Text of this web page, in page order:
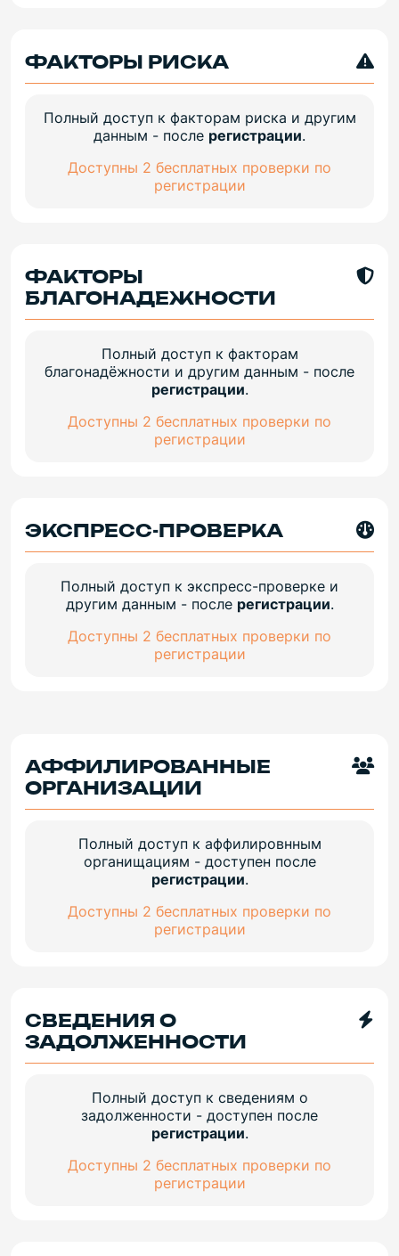
ФАКТОРЫ РИСКА
Полный доступ к факторам риска и другим
данным - после регистрации.
Доступны 2 бесплатных проверки по
регистрации
ФАКТОРЫ
БЛАГОНАДЕЖНОСТИ
Полный доступ к факторам
благонадёжности и другим данным - после
регистрации.
Доступны 2 бесплатных проверки по
регистрации
ЭКСПРЕСС-ПРОВЕРКА
Полный доступ к экспресс-проверке и
другим данным - после регистрации.
Доступны 2 бесплатных проверки по
регистрации
АФФИЛИРОВАННЫЕ
ОРГАНИЗАЦИИ
Полный доступ к аффилировнным
органищациям - доступен после
регистрации.
Доступны 2 бесплатных проверки по
регистрации
СВЕДЕНИЯ О
ЗАДОЛЖЕННОСТИ
Полный доступ к сведениям о
задолженности - доступен после
регистрации.
Доступны 2 бесплатных проверки по
регистрации